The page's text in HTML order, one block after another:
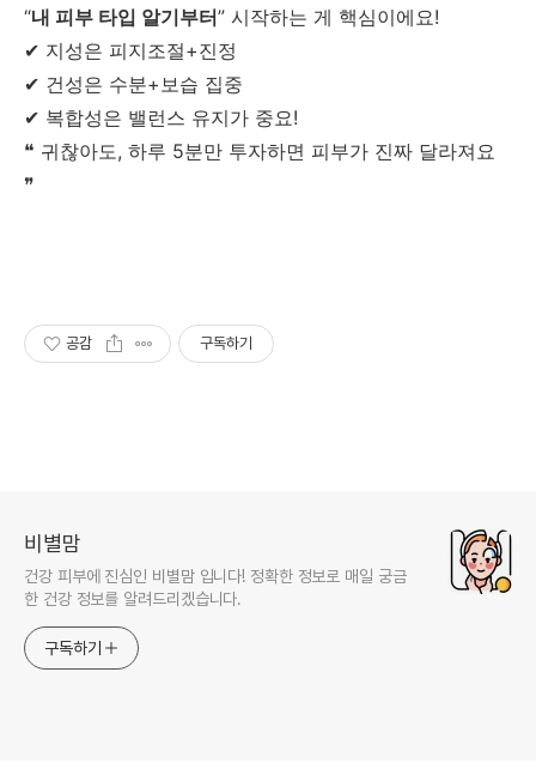
“내 피부 타입 알기부터” 시작하는 게 핵심이에요!
✔ 지성은 피지조절+진정
✔ 건성은 수분+보습 집중
✔ 복합성은 밸런스 유지가 중요!
❝ 귀찮아도, 하루 5분만 투자하면 피부가 진짜 달라져요
❞
공감 구독하기
비별맘
건강 피부에 진심인 비별맘 입니다! 정확한 정보로 매일 궁금
한 건강 정보를 알려드리겠습니다.
구독하기